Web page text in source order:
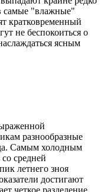
самые "влажные"
кратковременный
не беспокоиться о
ясным
разнообразные
Самым холодным
средней
летнего зноя
достигают
четкое разделение